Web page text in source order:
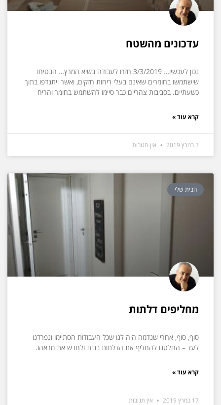
עדכונים מהשטח
נכון לעכשיו… 3/3/2019 חזרו לעבודה בשיא המרץ… הבטיחו
שישתמשו בחומרים שאינם בעלי ריחות חזקים, ואשר ייתנדפו בתוך
כשעתיים. בסביבות צהריים כבר סיימו להשתמש בחומר והריח
קרא עוד »
3 במרץ 2019 אין תגובות
הבית שלי
מחליפים דלתות
סוף, סוף, אחרי שנדמה היה לנו שכל העבודות הסתיימו ונפרדנו
לעד – החלטנו להחליף את הדלתות בבית ולחדש את מראהו.
קרא עוד »
17 במרץ 2019 אין תגובות